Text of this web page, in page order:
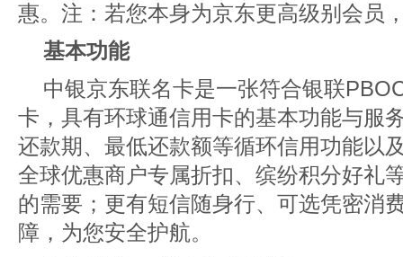
惠。注：若您本身为京东更高级别会员
基本功能
中银京东联名卡是一张符合银联
卡，具有环球通信用卡的基本功能与服
还款期、最低还款额等循环信用功能以
全球优惠商户专属折扣、缤纷积分好礼
的需要；更有短信随身行、可选凭密消
障，为您安全护航。